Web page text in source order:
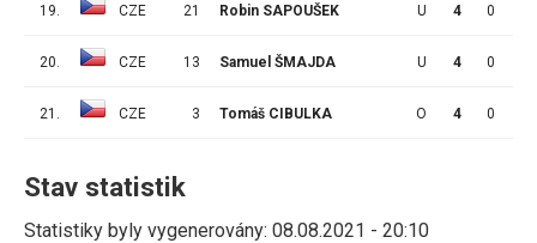
19. CZE 21 Robin SAPOUŠEK U 4 0
20. CZE 13 Samuel ŠMAJDA U 4 0
21. CZE 3 Tomáš CIBULKA O 4 0
Stav statistik
Statistiky byly vygenerovány: 08.08.2021 - 20:10